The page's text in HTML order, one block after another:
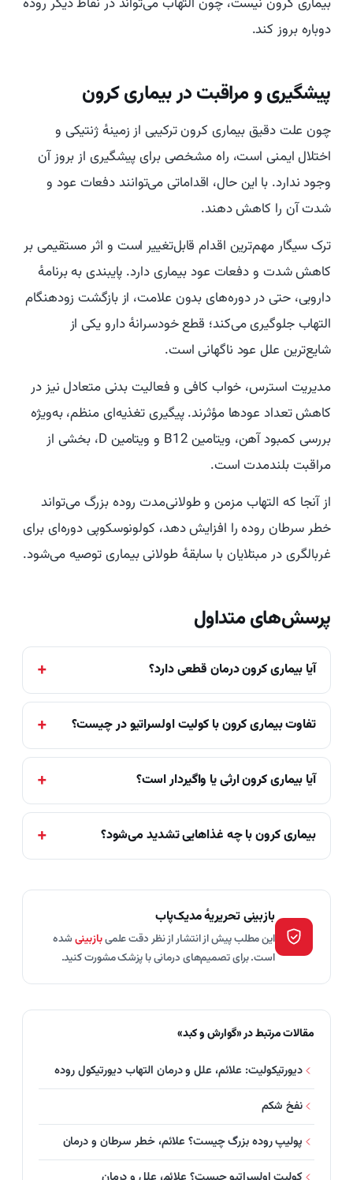
دوباره بروز کند.
پیشگیری و مراقبت در بیماری کرون
چون علت دقیق بیماری کرون ترکیبی از زمینهٔ ژنتیکی و
اختلال ایمنی است، راه مشخصی برای پیشگیری از بروز آن
وجود ندارد. با این حال، اقداماتی می‌توانند دفعات عود و
شدت آن را کاهش دهند.
ترک سیگار مهم‌ترین اقدام قابل‌تغییر است و اثر مستقیمی بر
کاهش شدت و دفعات عود بیماری دارد. پایبندی به برنامهٔ
دارویی، حتی در دوره‌های بدون علامت، از بازگشت زودهنگام
التهاب جلوگیری می‌کند؛ قطع خودسرانهٔ دارو یکی از
شایع‌ترین علل عود ناگهانی است.
مدیریت استرس، خواب کافی و فعالیت بدنی متعادل نیز در
کاهش تعداد عودها مؤثرند. پیگیری تغذیه‌ای منظم، به‌ویژه
بررسی کمبود آهن، ویتامین B12 و ویتامین D، بخشی از
مراقبت بلندمدت است.
از آنجا که التهاب مزمن و طولانی‌مدت روده بزرگ می‌تواند
خطر سرطان روده را افزایش دهد، کولونوسکوپی دوره‌ای برای
غربالگری در مبتلایان با سابقهٔ طولانی بیماری توصیه می‌شود.
پرسش‌های متداول
آیا بیماری کرون درمان قطعی دارد؟
تفاوت بیماری کرون با کولیت اولسراتیو در چیست؟
آیا بیماری کرون ارثی یا واگیردار است؟
بیماری کرون با چه غذاهایی تشدید می‌شود؟
بازبینی تحریریهٔ مدیک‌پاب
این مطلب پیش از انتشار از نظر دقت علمیبازبینیشده
است. برای تصمیم‌های درمانی با پزشک مشورت کنید.
مقالات مرتبط در «گوارش و کبد»
دیورتیکولیت: علائم، علل و درمان التهاب دیورتیکول روده
نفخ شکم
پولیپ روده بزرگ چیست؟ علائم، خطر سرطان و درمان